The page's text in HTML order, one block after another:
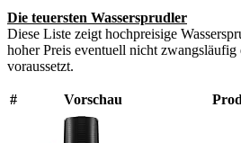
Die teuersten Wassersprudler
Diese Liste zeigt hochpreisige
hoher Preis eventuell nicht zwangsläufig
voraussetzt.
# Vorschau